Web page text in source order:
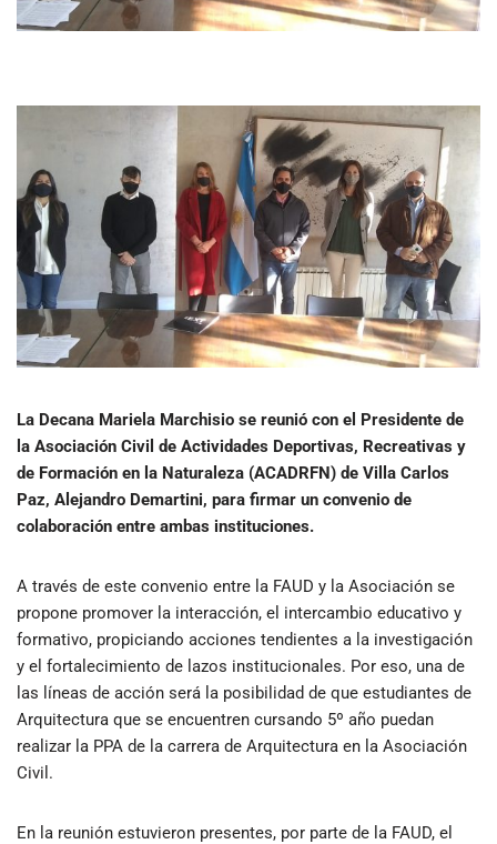
La Decana Mariela Marchisio se reunió con el Presidente de
la Asociación Civil de Actividades Deportivas, Recreativas y
de Formación en la Naturaleza (ACADRFN) de Villa Carlos
Paz, Alejandro Demartini, para firmar un convenio de
colaboración entre ambas instituciones.
A través de este convenio entre la FAUD y la Asociación se
propone promover la interacción, el intercambio educativo y
formativo, propiciando acciones tendientes a la investigación
y el fortalecimiento de lazos institucionales. Por eso, una de
las líneas de acción será la posibilidad de que estudiantes de
Arquitectura que se encuentren cursando 5º año puedan
realizar la PPA de la carrera de Arquitectura en la Asociación
Civil.
En la reunión estuvieron presentes, por parte de la FAUD, el